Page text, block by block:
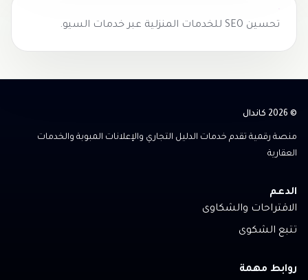
تحسين SEO للخدمات المنزلية عبر خدمات السيو.
© 2026 كاندال
منصة رقمية تقدم خدمات الدليل التجاري والإعلانات المبوبة والخدمات
العقارية
الدعم
الاقتراحات والشكاوى
تتبع الشكوى
روابط مهمة